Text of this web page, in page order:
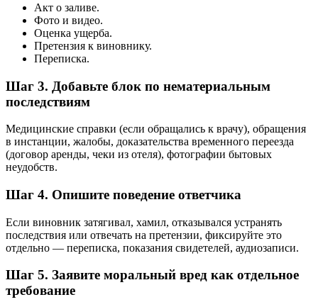
Акт о заливе.
Фото и видео.
Оценка ущерба.
Претензия к виновнику.
Переписка.
Шаг 3. Добавьте блок по нематериальным
последствиям
Медицинские справки (если обращались к врачу), обращения
в инстанции, жалобы, доказательства временного переезда
(договор аренды, чеки из отеля), фотографии бытовых
неудобств.
Шаг 4. Опишите поведение ответчика
Если виновник затягивал, хамил, отказывался устранять
последствия или отвечать на претензии, фиксируйте это
отдельно — переписка, показания свидетелей, аудиозаписи.
Шаг 5. Заявите моральный вред как отдельное
требование